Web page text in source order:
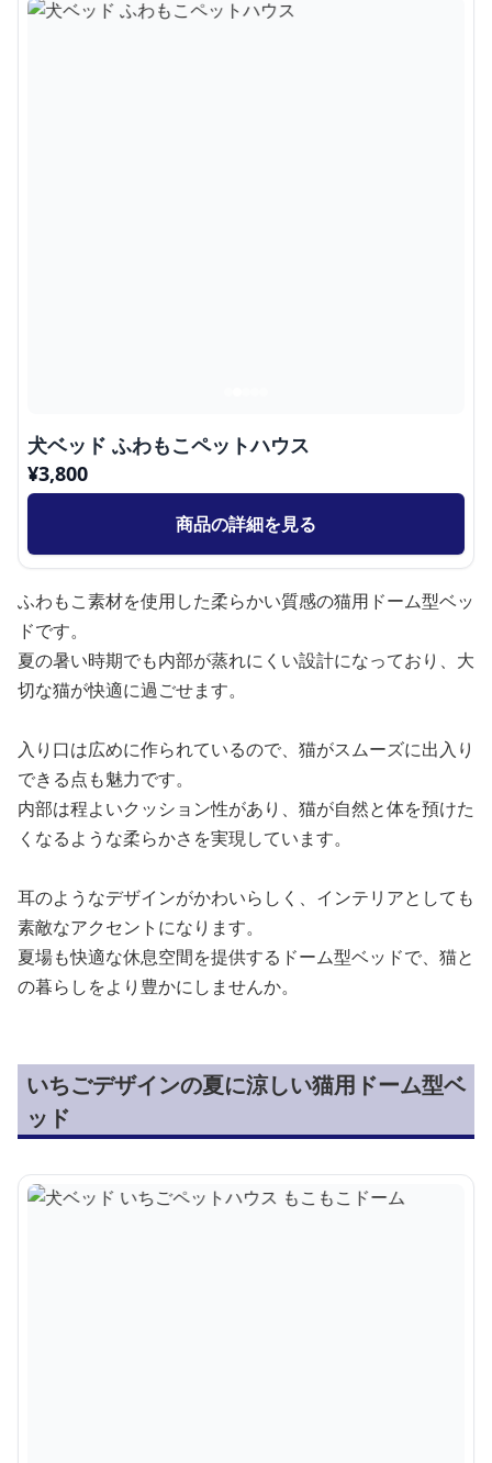
犬ベッド ふわもこペットハウス
¥3,800
商品の詳細を見る
ふわもこ素材を使用した柔らかい質感の猫用ドーム型ベッ
ドです。
夏の暑い時期でも内部が蒸れにくい設計になっており、大
切な猫が快適に過ごせます。
入り口は広めに作られているので、猫がスムーズに出入り
できる点も魅力です。
内部は程よいクッション性があり、猫が自然と体を預けた
くなるような柔らかさを実現しています。
耳のようなデザインがかわいらしく、インテリアとしても
素敵なアクセントになります。
夏場も快適な休息空間を提供するドーム型ベッドで、猫と
の暮らしをより豊かにしませんか。
いちごデザインの夏に涼しい猫用ドーム型ベ
ッド